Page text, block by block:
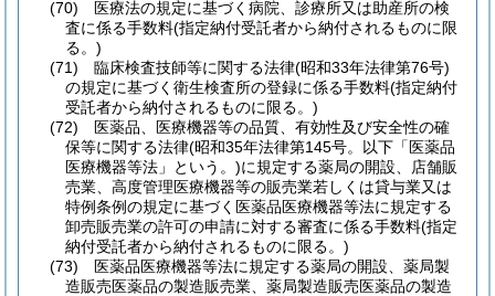
(70)
医療法の規定に基づく病院、診療所又は助産所の検
査に係る手数料(指定納付受託者から納付されるものに限
る。)
(71)
臨床検査技師等に関する法律(昭和33年法律第76号)
の規定に基づく衛生検査所の登録に係る手数料(指定納付
受託者から納付されるものに限る。)
(72)
医薬品、医療機器等の品質、有効性及び安全性の確
保等に関する法律(昭和35年法律第145号。以下「医薬品
医療機器等法」という。)に規定する薬局の開設、店舗販
売業、高度管理医療機器等の販売業若しくは貸与業又は
特例条例の規定に基づく医薬品医療機器等法に規定する
卸売販売業の許可の申請に対する審査に係る手数料(指定
納付受託者から納付されるものに限る。)
(73)
医薬品医療機器等法に規定する薬局の開設、薬局製
造販売医薬品の製造販売業、薬局製造販売医薬品の製造